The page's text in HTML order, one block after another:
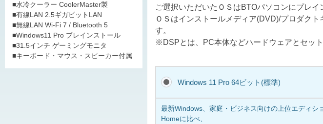
■水冷クーラー CoolerMaster製
■有線LAN 2.5ギガビットLAN
■無線LAN Wi-Fi 7 / Bluetooth 5
■Windows11 Pro プレインストール
■31.5インチ ゲーミングモニタ
■キーボード・マウス・スピーカー付属
ご選択いただいたＯＳはBTOパソコンにプレイ
ＯＳはインストールメディア(DVD)/プロダク
す。
※DSPとは、PC本体などハードウェアとセッ
Windows 11 Pro 64ビット(標準)
最新Windows、家庭・ビジネス向けの上位エディシ
Homeに比べ、